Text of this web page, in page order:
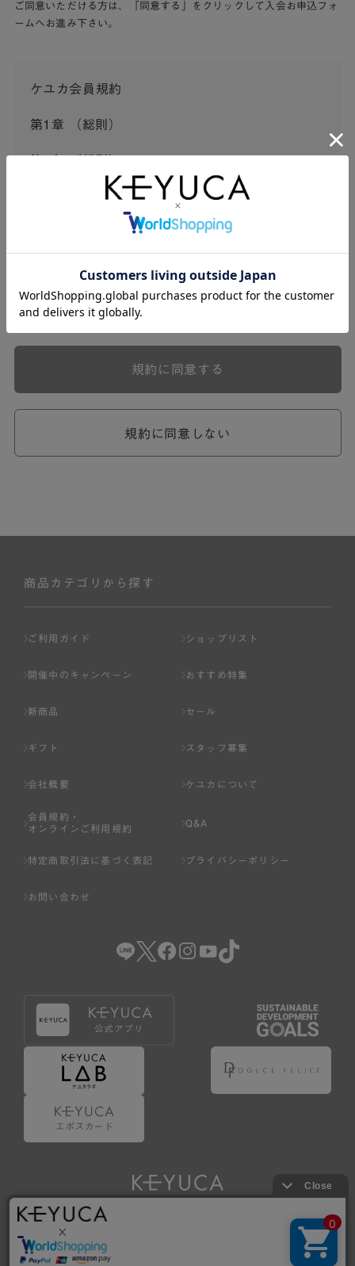
ご同意いただける方は、「同意する」をクリックして入会お申込フォ
ームへお進み下さい。
ケユカ会員規約
第1章 （総則）
この会員規約（以下「本規約」といいます。）は、河淳株
式会社ケユカ事業部（以下「弊社」といいます。）が提供
する一連のサービスに関し、弊社が次条の定めに従い入会
本規約は、会員と弊社との間のサービスの利用に関わる一
切の関係に適用されるものとします。
弊社が一連のサービスを提供するにあたり、本規約のほ
ら個別規定はその名称のいかんに関わらず、本規約の一部
めが優先されるものとします。
ません。
ページへの入力、または弊社が別途指定する方法に従って
基づき判断した場合は、弊社は、その登録を取り消すこと
のいずれかの事由に該当する場合は、その登録を拒否し、
または事前に通知することなく一旦なされた登録を取り消
いる場合。
（5） その他、本規約または個別規定に違反した場合。
4.会員登録が取り消された場合においても、当該会員は、
弊社とのお取引等により既に発生した支払義務等の取引上
の義務および本規約上の義務の履行責任を免れないものと
します。
5.仮登録とは、ケユカが提供するアプリ等でサービスを利
用するための簡易的な会員登録（以下「仮登録」といいま
6.仮登録をすることで、第9条のポイント付与を受けるこ
とができます。
7.仮登録状態はポイントの利用は行えず、第3条1項の通り
に登録完了することでポイント利用が行えるようになりま
す。
規約に同意しない
規約に同意する
商品カテゴリから探す
ご利用ガイド ショップリスト
開催中のキャンペーン おすすめ特集
新商品 セール
ギフト スタッフ募集
会社概要 ケユカについて
会員規約・
オンラインご利用規約
Q&A
特定商取引法に基づく表記 プライバシーポリシー
お問い合わせ
Copyright © KAWAJUN Co., Ltd. All Rights Reserved.